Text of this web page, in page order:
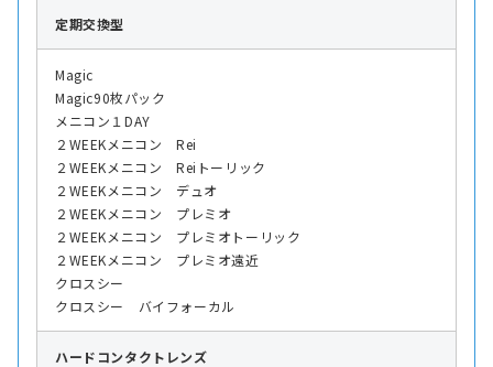
定期交換型
Magic
Magic90枚パック
メニコン１DAY
２WEEKメニコン Rei
２WEEKメニコン Reiトーリック
２WEEKメニコン デュオ
２WEEKメニコン プレミオ
２WEEKメニコン プレミオトーリック
２WEEKメニコン プレミオ遠近
クロスシー
クロスシー バイフォーカル
ハード コンタクトレンズ